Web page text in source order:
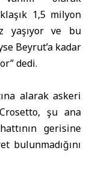
1,5 milyon
yaşıyor ve bu
Beyrut’a kadar
dedi.
alarak askeri
şu ana
gerisine
bulunmadığını